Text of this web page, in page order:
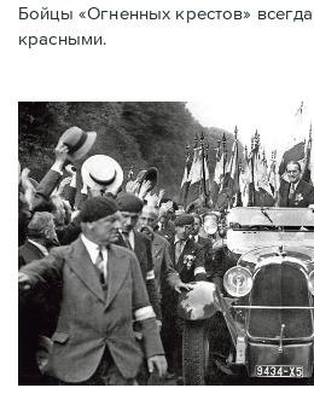
Бойцы «Огненных крестов»
красными.